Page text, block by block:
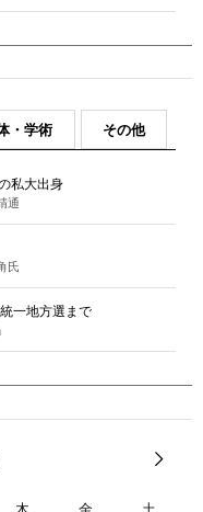
・学術 その他
私大出身
通
氏
一地方選まで